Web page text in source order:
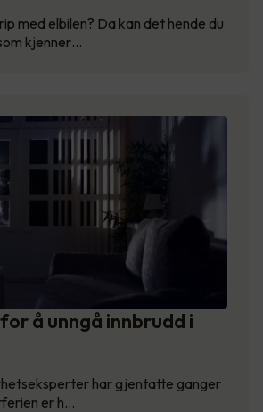
med elbilen? Da kan det hende du
kjenner…
å unngå innbrudd i
har gjentatte ganger
er h…